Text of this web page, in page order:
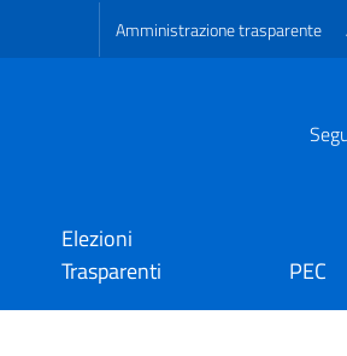
Amministrazione trasparente
Elezioni
Trasparenti
PEC